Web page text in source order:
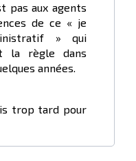
pas aux agents
de ce « je
» qui
la règle dans
années.
trop tard pour